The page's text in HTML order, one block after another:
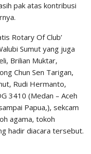
pak atas kontribusi
Rotary Of Club’
Sumut yang juga
Brilian Muktar,
Chun Sen Tarigan,
Rudi Hermanto,
3410 (Medan – Aceh
Papua,), sekcam
agama, tokoh
hadir diacara tersebut.